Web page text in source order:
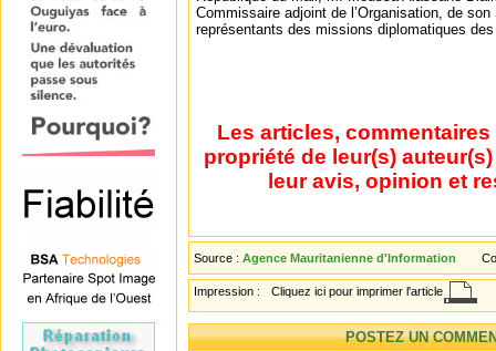
Commissaire adjoint de l’Organisation, de
représentants des missions diplomatiques
Les articles,
propriété de leur(s)
leur avis, opinion et
Source : Agence Mauritanienne d'Information
Impression : Cliquez ici pour imprimer l'article
POSTEZ UN